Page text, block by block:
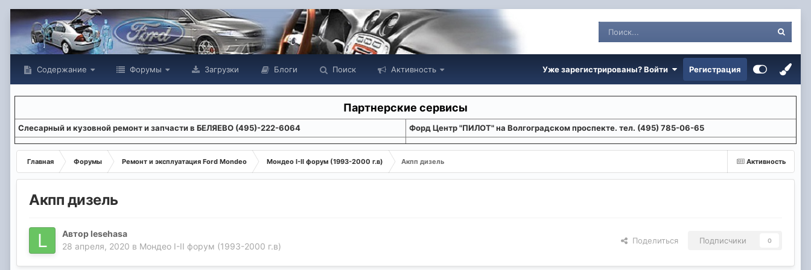
Содержание Форумы Загрузки Блоги Поиск Активность Уже зарегистрированы? Войти Регистрация
Партнерские сервисы
Слесарный и кузовной ремонт и запчасти в БЕЛЯЕВО (495)-222-6064 Форд Центр "ПИЛОТ" на Волгоградском проспекте. тел. (495) 785-06-65
Активность
Главная Форумы Ремонт и эксплуатация Ford Mondeo Мондео I-II форум (1993-2000 г.в) Акпп дизель
Акпп дизель
Авторlesehasa
28 апреля, 2020 в Мондео I-II форум (1993-2000 г.в)
Поделиться Подписчики 0